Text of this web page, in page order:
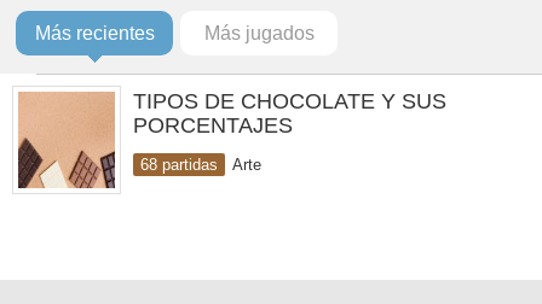
Más recientes Más jugados
TIPOS DE CHOCOLATE Y SUS
PORCENTAJES
68 partidas Arte